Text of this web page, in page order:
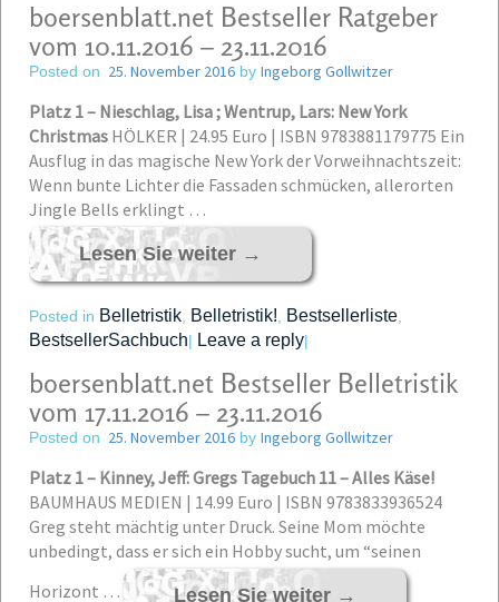
boersenblatt.net Bestseller Ratgeber
vom 10.11.2016 – 23.11.2016
Posted on 25. November 2016 by Ingeborg Gollwitzer
Platz 1 – Nieschlag, Lisa ; Wentrup, Lars: New York
Christmas HÖLKER | 24.95 Euro | ISBN 9783881179775 Ein
Ausflug in das magische New York der Vorweihnachtszeit:
Wenn bunte Lichter die Fassaden schmücken, allerorten
Jingle Bells erklingt …
Lesen Sie weiter →
Posted in Belletristik Belletristik! Bestsellerliste
BestsellerSachbuch| Leave a reply|
boersenblatt.net Bestseller Belletristik
vom 17.11.2016 – 23.11.2016
Posted on 25. November 2016 by Ingeborg Gollwitzer
Platz 1 – Kinney, Jeff: Gregs Tagebuch 11 – Alles Käse!
BAUMHAUS MEDIEN | 14.99 Euro | ISBN 9783833936524
Greg steht mächtig unter Druck. Seine Mom möchte
unbedingt, dass er sich ein Hobby sucht, um “seinen
Horizont …
Lesen Sie weiter →